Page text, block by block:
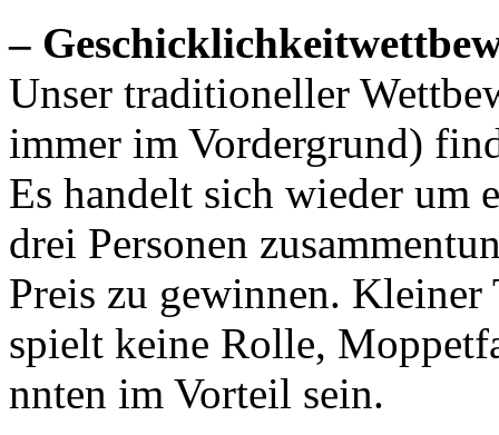
–
Unser traditioneller
immer im Vordergrund)
Es handelt sich wieder um
drei Personen
Preis zu gewinnen.
spielt keine Rolle,
nnten im Vorteil sein.